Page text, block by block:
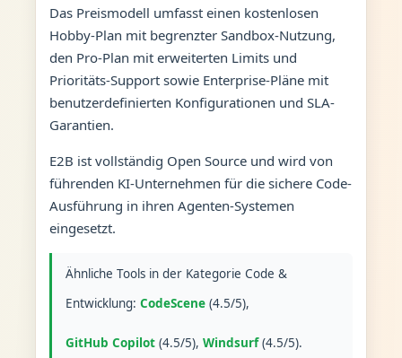
Das Preismodell umfasst einen kostenlosen
Hobby-Plan mit begrenzter Sandbox-Nutzung,
den Pro-Plan mit erweiterten Limits und
Prioritäts-Support sowie Enterprise-Pläne mit
benutzerdefinierten Konfigurationen und SLA-
Garantien.
E2B ist vollständig Open Source und wird von
führenden KI-Unternehmen für die sichere Code-
Ausführung in ihren Agenten-Systemen
eingesetzt.
Ähnliche Tools in der Kategorie Code &
Entwicklung: CodeScene(4.5/5),
GitHub Copilot(4.5/5), Windsurf(4.5/5).